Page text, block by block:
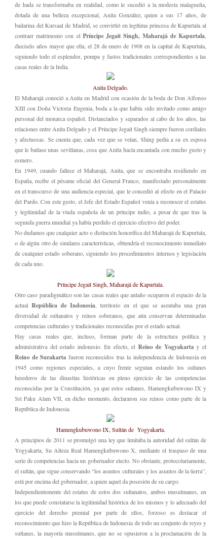
de hada se transformaba en realidad, como le sucedió a la modesta malagueña,
dotada de una belleza excepcional, Anita González, quien a sus 17 años, de
bailarina del Kursaal de Madrid, se convirtió en legítima princesa de Kapurtala al
contraer matrimonio con elPríncipe Jegait Singh, Maharajá de Kapurtala
dieciséis años mayor que ella, el 28 de enero de 1908 en la capital de Kapurtala,
siguiendo todo el esplendor, pompa y fastos tradicionales correspondientes a las
casas reales de la India.
Anita Delgado.
El Maharajá conoció a Anita en Madrid con ocasión de la boda de Don Alfonso
XIII con Doña Victoria Eugenia, boda a la que había sido invitado como amigo
personal del monarca español. Distanciados y separados al cabo de los años, las
relaciones entre Anita Delgado y el Príncipe Jegait Singh siempre fueron cordiales
y afectuosas. Se cuenta que, cada vez que se veían, Shing pedía a su ex esposa
que le bailase unas sevillanas, cosa que Anita hacía encantada con mucho gusto y
esmero.
En 1949, cuando fallece el Maharajá, Anita, que se encontraba residiendo en
España, recibe el pésame oficial del General Franco, manifestado personalmente
en el transcurso de una audiencia especial, que le concedió al efecto en el Palacio
del Pardo. Con este gesto, el Jefe del Estado Español venía a reconocer el estatus
y legitimidad de la viuda española de un príncipe indio, a pesar de que tras la
segunda guerra mundial ya había perdido el ejercicio efectivo del poder.
No dudamos que cualquier acto o distinción honorífica del Maharajá de Kapurtala,
o de algún otro de similares características, obtendría el reconocimiento inmediato
de cualquier estado soberano, siguiendo los procedimientos internos y legislación
de cada uno.
Príncipe Jegait Singh, Maharajá de Kapurtala.
Otro caso paradigmático son las casas reales que antaño ocuparon el espacio de la
actualRepública de Indonesia , territorio en el que se asentaba una gran
diversidad de sultanatos y reinos soberanos, que aún conservan determinadas
competencias culturales y tradicionales reconocidas por el estado actual.
Hay casas reales que, incluso, forman parte de la estructura política y
administrativa del estado indonesio. En efecto, el Reino de Yogyakartay el
Reino de Surakarta fueron reconocidos tras la independencia de Indonesia en
1945 como regiones especiales, a cuyo frente seguían estando los sultanes
herederos de las dinastías históricas en pleno ejercicio de las competencias
reconocidas por la Constitución, ya que estos sultanes, Hamengkubuwono IX y
Sri Paku Alam VII, en dicho momento, declararon sus reinos como parte de la
República de Indonesia.
Hamengkubuwono IX, Sultán de Yogyakarta.
A principios de 2011 se promulgó una ley que limitaba la autoridad del sultán de
Yogyakarta, Su Alteza Real Hamengkubuwono X, mediante el traspaso de una
serie de competencias hacia un gobernador electo. No obstante, protocolariamente,
el sultán, que sigue conservando “los asuntos culturales y los asuntos de la tierra”,
está por encima del gobernador, a quien aquel da posesión de su cargo.
Independientemente del estatus de estos dos sultanatos, ambos musulmanes, en
los que puede constatarse la legitimidad histórica de los mismos y lo adecuado del
ejercicio del derecho premial por parte de ellos, forzoso es destacar el
reconocimiento que hizo la República de Indonesia de todo un conjunto de reyes y
sultanes, la mayoría musulmanes, que no se opusieron a la proclamación de la